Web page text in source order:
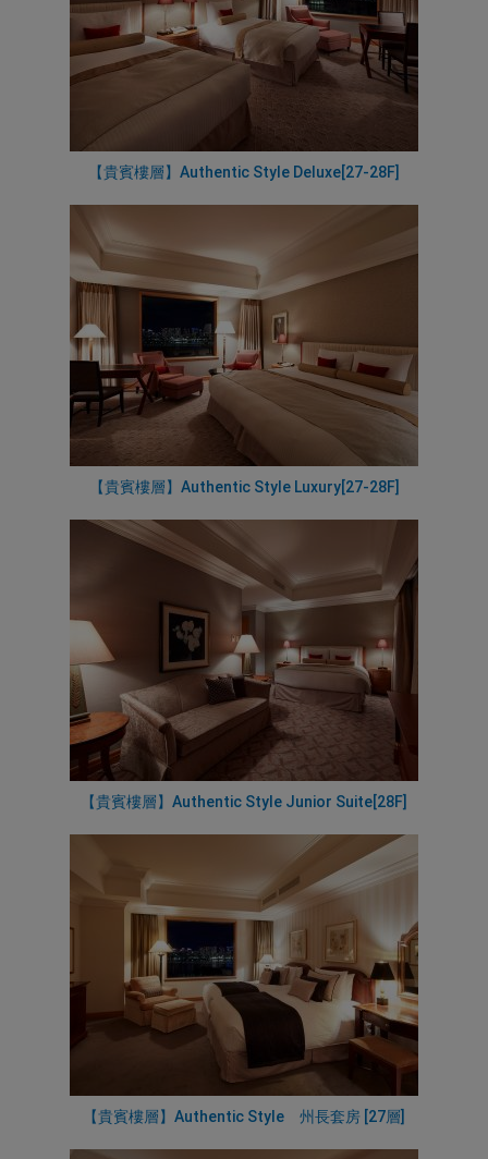
【貴賓樓層】Authentic Style Deluxe[27-28F]
【貴賓樓層】Authentic Style Luxury[27-28F]
【貴賓樓層】Authentic Style Junior Suite[28F]
【貴賓樓層】Authentic Style 州長套房 [27層]